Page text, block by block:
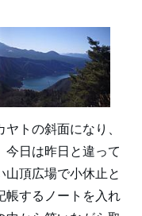
トの斜面になり、
今日は昨日と違って
山頂広場で小休止と
帳するノートを入れ